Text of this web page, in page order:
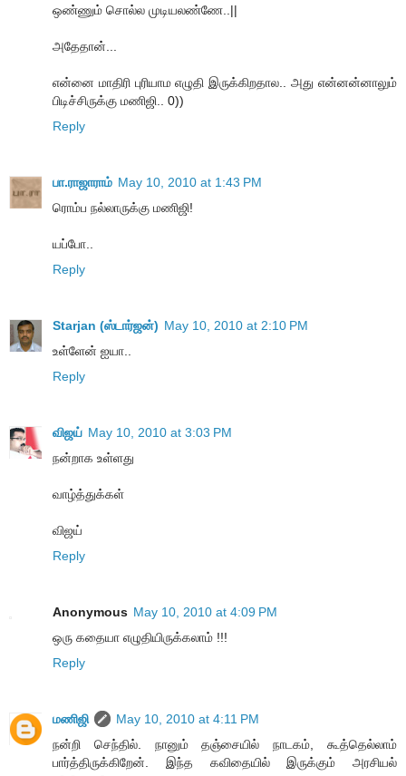
ஒண்ணும் சொல்ல முடியலண்ணே..||
அதேதான்...
என்னை மாதிரி புரியாம எழுதி இருக்கிறதால.. அது என்னன்னாலும்
பிடிச்சிருக்கு மணிஜி.. 0))
Reply
பா.ராஜாராம் May 10, 2010 at 1:43 PM
ரொம்ப நல்லாருக்கு மணிஜி!
யப்போ..
Reply
Starjan (ஸ்டார்ஜன்) May 10, 2010 at 2:10 PM
உள்ளேன் ஐயா..
Reply
விஜய் May 10, 2010 at 3:03 PM
நன்றாக உள்ளது
வாழ்த்துக்கள்
விஜய்
Reply
Anonymous May 10, 2010 at 4:09 PM
ஒரு கதையா எழுதியிருக்கலாம் !!!
Reply
மணிஜி
May 10, 2010 at 4:11 PM
நன்றி செந்தில். நானும் தஞ்சையில் நாடகம், கூத்தெல்லாம்
பார்த்திருக்கிறேன். இந்த கவிதையில் இருக்கும் அரசியல்